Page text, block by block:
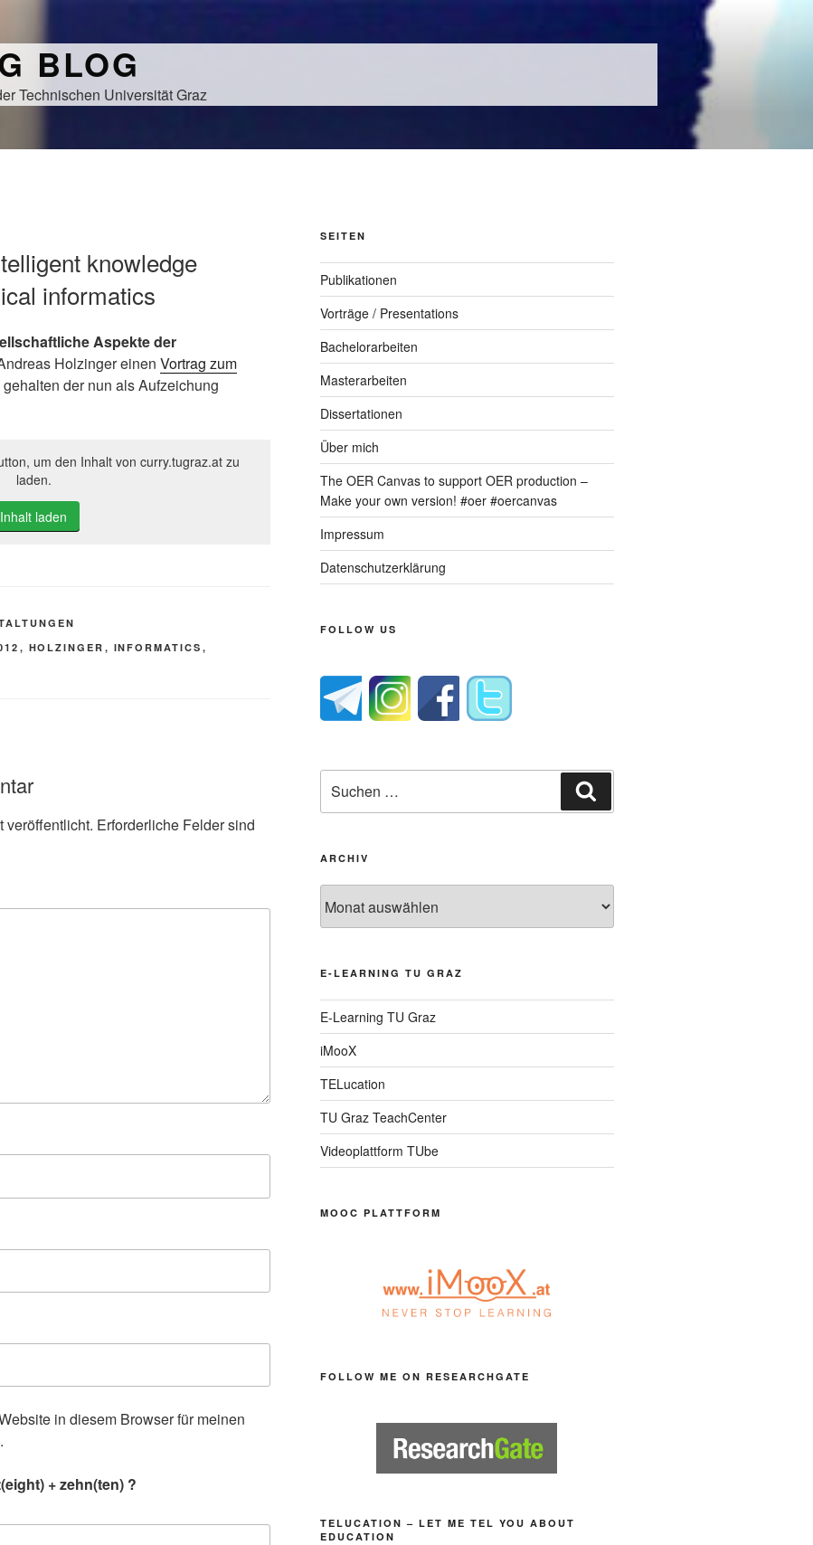
BLOG
Technischen Universität Graz
knowledge
informatics
Aspekte der
Holzinger einen Vortrag zum
gehalten der nun als Aufzeichung
um den Inhalt von curry.tugraz.at zu
laden.
Inhalt laden
, HOLZINGER , INFORMATICS ,
veröffentlicht. Erforderliche Felder sind
in diesem Browser für meinen
+ zehn(ten) ?
SEITEN
Publikationen
Vorträge / Presentations
Bachelorarbeiten
Masterarbeiten
Dissertationen
Über mich
The OER Canvas to support OER production –
Make your own version! #oer #oercanvas
Impressum
Datenschutzerklärung
FOLLOW US
nach:
ARCHIV
E-LEARNING TU GRAZ
E-Learning TU Graz
iMooX
TELucation
TU Graz TeachCenter
Videoplattform TUbe
MOOC PLATTFORM
FOLLOW ME ON RESEARCHGATE
TELUCATION – LET ME TEL YOU ABOUT
EDUCATION